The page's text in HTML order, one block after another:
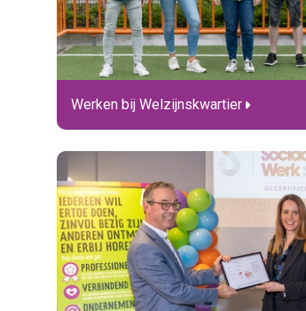
Werken bij Welzijnskwartier